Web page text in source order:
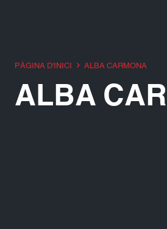
PÀGINA D'INICI ALBA CARMONA
ALBA